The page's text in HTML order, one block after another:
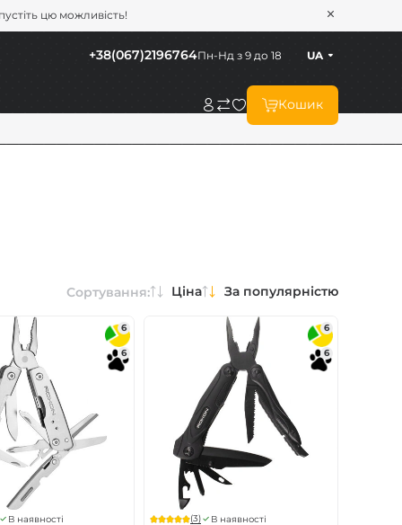
цю можливість!
Кошик
Пн-Нд з 9 до 18
+38(067)2196764 UA
Сортування: Ціна За популярністю
6
6
В наявності
6
6
(3) В наявності